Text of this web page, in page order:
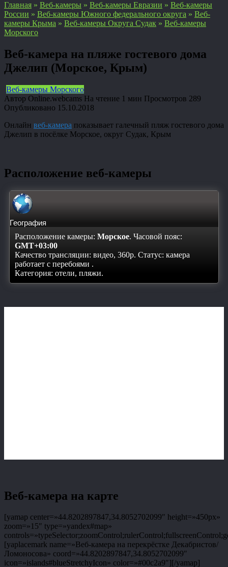
Главная » Веб-камеры » Веб-камеры Евразии » Веб-камеры
России » Веб-камеры Южного федерального округа » Веб-
камеры Крыма » Веб-камеры Округа Судак » Веб-камеры
Морского
Веб-камера на пляже гостевого дома
Джелип (Морское, Крым)
Веб-камеры Морского
Автор Online.webcams На чтение 1 мин Просмотров 289
Опубликовано 15.10.2018
Онлайн веб-камера показывает галечный пляж гостевого дома
Джелип в посёлке Морское, округ Судак, Крым
Расположение веб-камеры
География
Расположение камеры: Морское. Часовой пояс:
GMT+03:00
Качество трансляции: видео, 360p. Статус: камера
работает с перебоями .
Категория: отели, пляжи.
Веб-камера на карте
[yamap center=»44.8202897847,34.8052702099″ height=»450px»
zoom=»15″ type=»yandex#map»
[yaplacemark name=»Веб-камера на перекрёстке Декабристов/
Ломоносова» coord=»44.8202897847,34.8052702099″
icon=»islands#blueStretchyIcon» color=»#00c2a9″][/yamap]